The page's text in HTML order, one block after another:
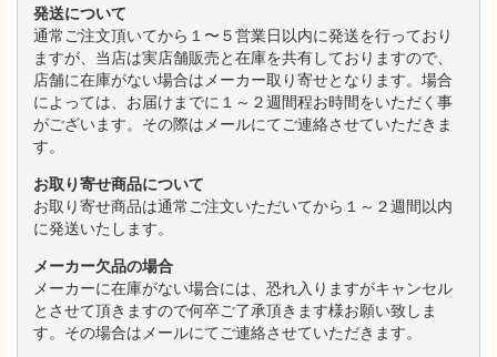
発送について
通常ご注文頂いてから１〜５営業日以内に発送を行っており
ますが、当店は実店舗販売と在庫を共有しておりますので、
店舗に在庫がない場合はメーカー取り寄せとなります。場合
によっては、お届けまでに１～２週間程お時間をいただく事
がございます。その際はメールにてご連絡させていただきま
す。
お取り寄せ商品について
お取り寄せ商品は通常ご注文いただいてから１～２週間以内
に発送いたします。
メーカー欠品の場合
メーカーに在庫がない場合には、恐れ入りますがキャンセル
とさせて頂きますので何卒ご了承頂きます様お願い致しま
す。その場合はメールにてご連絡させていただきます。